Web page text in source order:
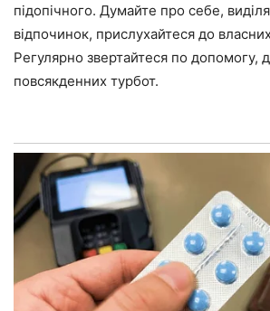
підопічного. Думайте про себе,
відпочинок, прислухайтеся до
Регулярно звертайтеся по допомогу,
повсякденних турбот.